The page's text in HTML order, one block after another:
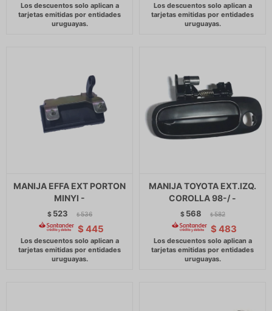
MANIJA EFFA EXT PORTON
MINYI -
$ 523 $ 536
$ 445
MANIJA TOYOTA EXT.IZQ.
COROLLA 98-/ -
$ 568 $ 582
$ 483